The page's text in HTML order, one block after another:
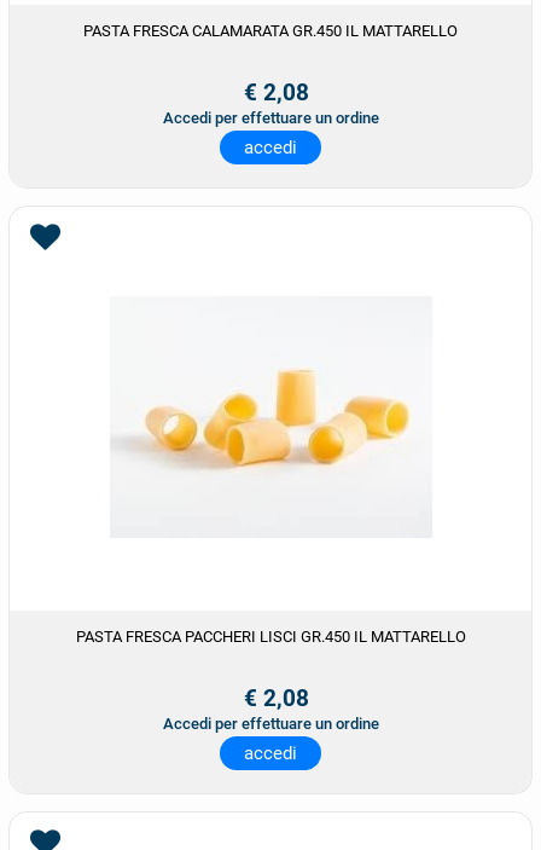
PASTA FRESCA CALAMARATA GR.450 IL MATTARELLO
€ 2,08
Accedi per effettuare un ordine
accedi
PASTA FRESCA PACCHERI LISCI GR.450 IL MATTARELLO
€ 2,08
Accedi per effettuare un ordine
accedi